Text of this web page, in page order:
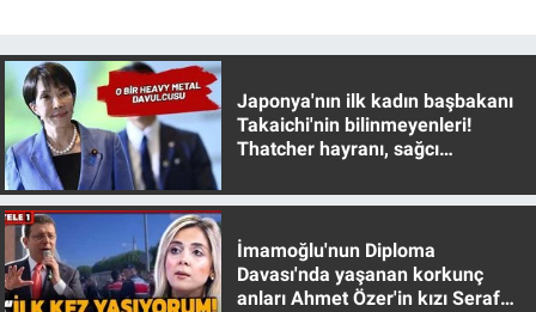
Japonya'nın ilk kadın başbakanı
Takaichi'nin bilinmeyenleri!
Thatcher hayranı, sağcı
İmamoğlu'nun Diploma
Davası'nda yaşanan korkunç
anları Ahmet Özer'in kızı Seraf
Teknoloji
Türkiye'nin Geleceği
Türkiye'nin Gündemi
Yerel Gündem